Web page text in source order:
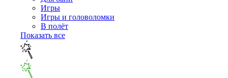
Игры
Игры и головоломки
В полёт
Показать все